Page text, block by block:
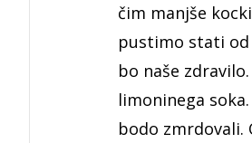
čim manjše
pustimo stati od
bo naše
limoninega
bodo zmrdovali.